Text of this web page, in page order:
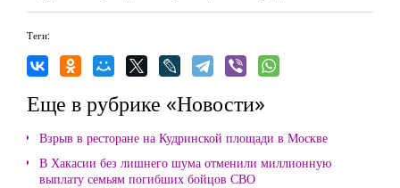
Теги:
Еще в рубрике «Новости»
Взрыв в ресторане на Кудринской площади в Москве
В Хакасии без лишнего шума отменили миллионную
выплату семьям погибших бойцов СВО